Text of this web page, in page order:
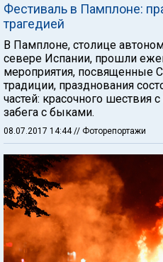
Фестиваль в Памплоне:
трагедией
В Памплоне, столице
севере Испании, прошли
мероприятия, посвященные
традиции, празднования
частей: красочного шествия
забега с быками.
08.07.2017 14:44 // Фоторепортажи